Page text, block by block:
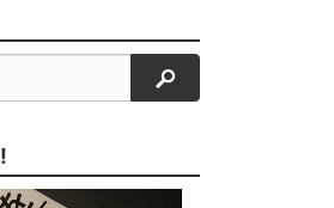
検索